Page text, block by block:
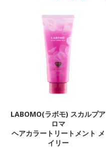
LABOMO(ラボモ) スカルプア
ロマ
ヘアカラートリートメント メ
イリー